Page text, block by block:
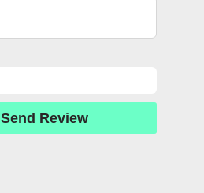
Send Review